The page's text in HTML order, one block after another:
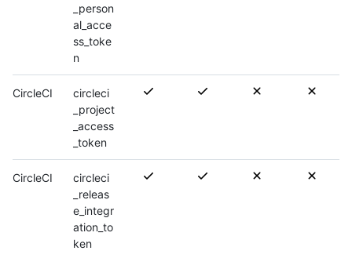
_person
al_acce
ss_toke
n
CircleCI
circleci
_project
_access
_token
CircleCI
circleci
_releas
e_integr
ation_to
ken